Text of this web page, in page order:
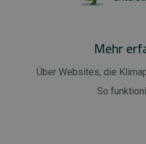
Mehr
Über Websites, die
So